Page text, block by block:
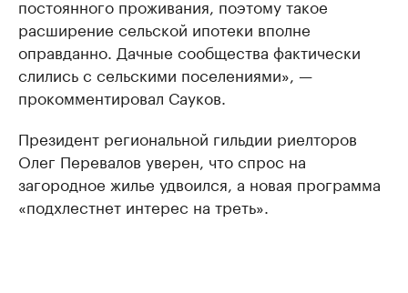
постоянного проживания, поэтому такое
расширение сельской ипотеки вполне
оправданно. Дачные сообщества фактически
слились с сельскими поселениями», —
прокомментировал Сауков.
Президент региональной гильдии риелторов
Олег Перевалов уверен, что спрос на
загородное жилье удвоился, а новая программа
«подхлестнет интерес на треть».